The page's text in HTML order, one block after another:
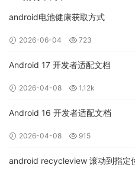
-> dmg 中找到打包成的应用来。
android电池健康获取方式
2026-06-04 723
Android 17 开发者适配文档
2026-04-08 1.12k
Android 16 开发者适配文档
2026-04-08 915
android recycleview 滚动到指定